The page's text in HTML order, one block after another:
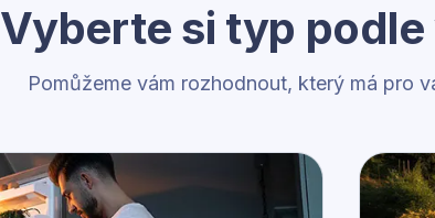
Vyberte si typ
Pomůžeme vám rozhodnout, který má pro